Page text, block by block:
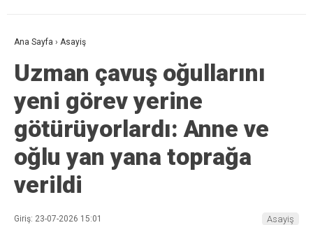
Ana Sayfa › Asayiş
Uzman çavuş oğullarını
yeni görev yerine
götürüyorlardı: Anne ve
oğlu yan yana toprağa
verildi
Giriş: 23-07-2026 15:01
Asayiş